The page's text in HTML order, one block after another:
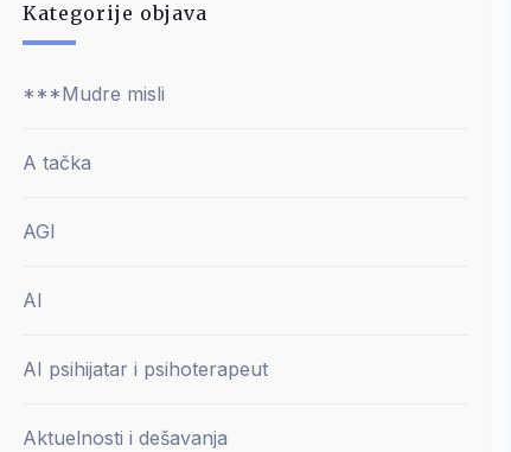
Kategorije objava
***Mudre misli
A tačka
AGI
AI
AI psihijatar i psihoterapeut
Aktuelnosti i dešavanja